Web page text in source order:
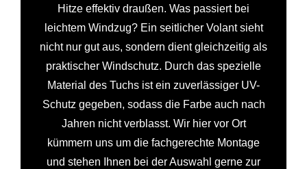
Hitze effektiv draußen. Was passiert bei
leichtem Windzug? Ein seitlicher Volant sieht
nicht nur gut aus, sondern dient gleichzeitig als
praktischer Windschutz. Durch das spezielle
Material des Tuchs ist ein zuverlässiger UV-
Schutz gegeben, sodass die Farbe auch nach
Jahren nicht verblasst. Wir hier vor Ort
kümmern uns um die fachgerechte Montage
und stehen Ihnen bei der Auswahl gerne zur